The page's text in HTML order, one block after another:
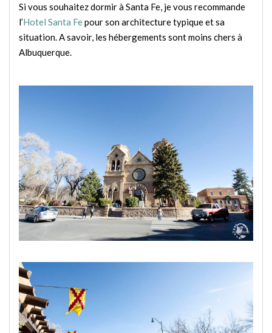
Si vous souhaitez dormir à Santa Fe, je vous recommande
l’Hotel Santa Fepour son architecture typique et sa
situation. A savoir, les hébergements sont moins chers à
Albuquerque.